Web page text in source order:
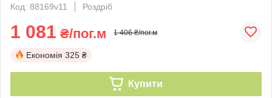
Код: 88169v11
Роздріб
1 081 ₴/пог.м 1 406 ₴/пог.м
Економія 325 ₴
Купити